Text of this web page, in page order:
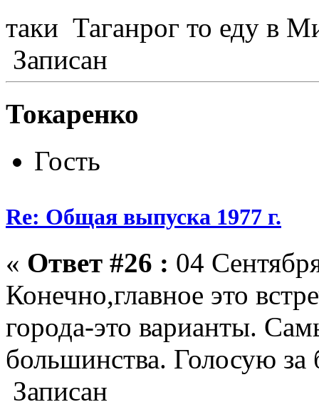
таки Таганрог то еду в
Записан
Токаренко
Гость
Re: Общая выпуска 1977 г.
« Ответ #26 : 04
Конечно,главное это
города-это варианты.
большинства. Голосую
Записан